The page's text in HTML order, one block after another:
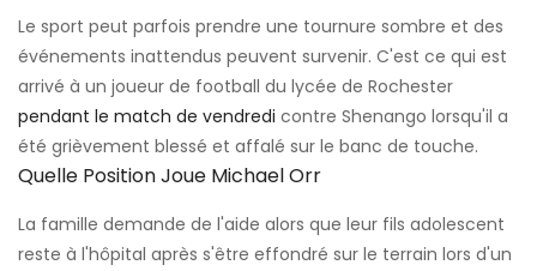
Le sport peut parfois prendre une tournure sombre et des
événements inattendus peuvent survenir. C'est ce qui est
arrivé à un joueur de football du lycée de Rochester
pendant le match de vendredi contre Shenango lorsqu'il a
été grièvement blessé et affalé sur le banc de touche.
Quelle Position Joue Michael Orr
La famille demande de l'aide alors que leur fils adolescent
reste à l'hôpital après s'être effondré sur le terrain lors d'un